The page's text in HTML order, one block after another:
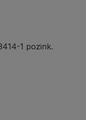
1 pozink.